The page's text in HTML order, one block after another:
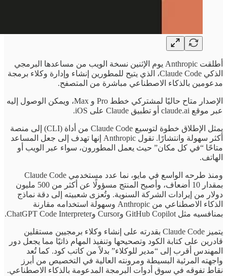
أطلقت Anthropic يوم الإثنين نسخة الويب من مساعدها البرمجي
الذكي Claude Code، الذي يتيح للمطورين إنشاء وإدارة وكلاء برمجة
مدعومين بالذكاء الاصطناعي مباشرة من المتصفح.
الإصدار متاح حاليًا لمشتركي خطط Pro و Max، ويمكن الوصول إليه
عبر موقع claude.ai أو تطبيق Claude على iOS.
يمثل الإطلاق خطوة لتوسيع Claude Code من أداة (CLI) إلى منصة
أكثر سهولة وانتشارًا. تقول Anthropic إنها تهدف إلى جعل المساعد
متاحًا “في كل مكان” حيث يعمل المطورون، سواء عبر الويب أو
الهاتف.
ومنذ طرحه الواسع في مايو، نما عدد مستخدمي Claude Code
بمقدار 10 أضعاف، وأصبح المنتج مسؤولًا عن أكثر من 500 مليون
دولار من إيرادات الشركة السنوية. وتُعزى شعبيته إلى دقة نماذج
الذكاء الاصطناعي من Anthropic وسهولة استخدامه مقارنة
بمنافسيه مثل GitHub Copilot وCursor وChatGPT Code Interpreter.
يتميز Claude Code بقدرته على إنشاء وكلاء برمجيين مستقلين
قادرين على كتابة الكود وتصحيحها وتنفيذ المهام ذاتيًا مما يجعل دور
المهندس أقرب إلى “مدير للوكلاء” بدلاً من كاتب كود. كما تُعد
واجهته المرئية البسيطة ومرونته العالية في التخصيص من أبرز
نقاط تفوقه في سوق أدوات البرمجة المدعومة بالذكاء الاصطناعي.